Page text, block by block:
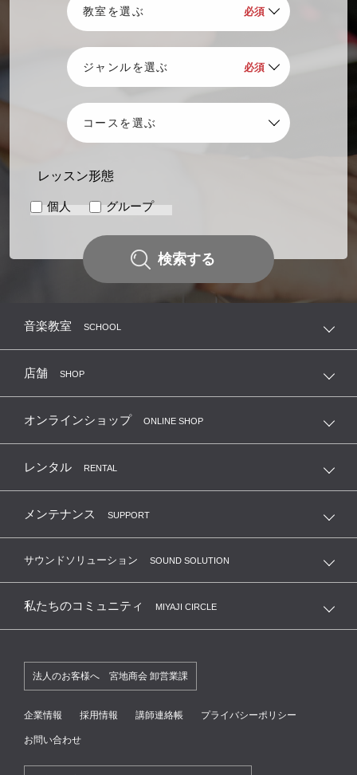
レッスン形態
個人 グループ
検索する
音楽教室 SCHOOL
店舗 SHOP
オンラインショップ ONLINE SHOP
レンタル RENTAL
メンテナンス SUPPORT
サウンドソリューション SOUND SOLUTION
私たちのコミュニティ MIYAJI CIRCLE
法人のお客様へ 宮地商会 卸営業課
企業情報 採用情報 講師連絡帳 プライバシーポリシー
お問い合わせ